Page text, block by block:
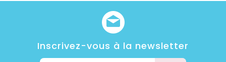
Inscrivez-vous à la newsletter